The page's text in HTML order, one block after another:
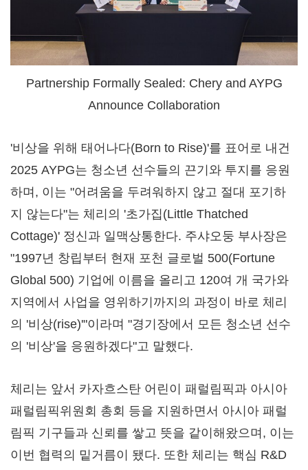
Partnership Formally Sealed: Chery and AYPG
Announce Collaboration
'비상을 위해 태어나다(Born to Rise)'를 표어로 내건
2025 AYPG는 청소년 선수들의 끈기와 투지를 응원
하며, 이는 "어려움을 두려워하지 않고 절대 포기하
지 않는다"는 체리의 '초가집(Little Thatched
Cottage)' 정신과 일맥상통한다. 주샤오둥 부사장은
"1997년 창립부터 현재 포천 글로벌 500(Fortune
Global 500) 기업에 이름을 올리고 120여 개 국가와
지역에서 사업을 영위하기까지의 과정이 바로 체리
의 '비상(rise)'"이라며 "경기장에서 모든 청소년 선수
의 '비상'을 응원하겠다"고 말했다.
체리는 앞서 카자흐스탄 어린이 패럴림픽과 아시아
패럴림픽위원회 총회 등을 지원하면서 아시아 패럴
림픽 기구들과 신뢰를 쌓고 뜻을 같이해왔으며, 이는
이번 협력의 밑거름이 됐다. 또한 체리는 핵심 R&D